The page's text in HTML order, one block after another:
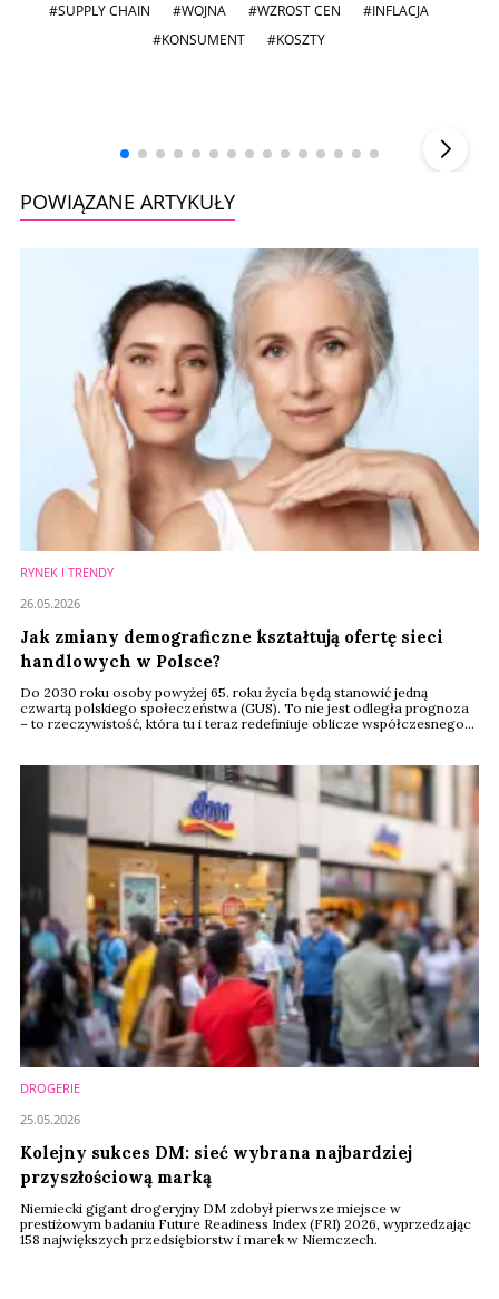
#SUPPLY CHAIN #WOJNA #WZROST CEN
#INFLACJA
#KONSUMENT
#KOSZTY
POWIĄZANE ARTYKUŁY
RYNEK I TRENDY
Jak zmiany demograficzne kształtują ofertę sieci
handlowych w Polsce?
Do 2030 roku osoby powyżej 65. roku życia będą stanowić jedną
czwartą polskiego społeczeństwa (GUS). To nie jest odległa prognoza
– to rzeczywistość, która tu i teraz redefiniuje oblicze współczesnego
do drastycznej zmiany dotychczasowych strategii i walki o zupełnie
26.05.2026
DROGERIE
Kolejny sukces DM: sieć wybrana najbardziej
przyszłościową marką
Niemiecki gigant drogeryjny DM zdobył pierwsze miejsce w
prestiżowym badaniu Future Readiness Index (FRI) 2026, wyprzedzając
158 największych przedsiębiorstw i marek w Niemczech.
25.05.2026